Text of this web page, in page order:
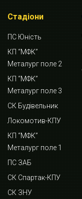
Стадіони
ПС Юність
КП “МФК”
Металург поле 2
КП “МФК”
Металург поле 3
СК Будівельник
Локомотив-КПУ
КП “МФК”
Металург поле 1
ПС ЗАБ
СК Спартак-КПУ
СК ЗНУ